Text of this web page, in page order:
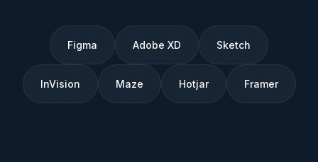
Figma Adobe XD Sketch
InVision Maze Hotjar Framer